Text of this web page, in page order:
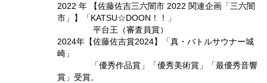
2022 年 【佐藤佐吉三六闇市 2022 関連企画「三六闇
市」】「KATSU☆DOON！！」
平台王（審査員賞）
2024年【佐藤佐吉賞2024】「真・バトルサウナー城
崎」
「優秀作品賞」「優秀美術賞」「最優秀音響
賞」受賞。